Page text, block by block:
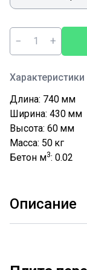
− +
Характеристики
Длина: 740 мм
Ширина: 430 мм
Высота: 60 мм
Масса: 50 кг
Бетон м3: 0.02
Описание